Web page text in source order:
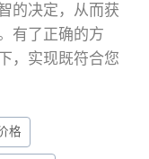
的决定，从而获
有了正确的方
，实现既符合您
格